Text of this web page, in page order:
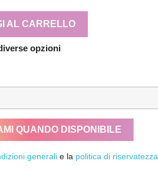
AL CARRELLO
opzioni
QUANDO DISPONIBILE
generali e la politica di riservatezza